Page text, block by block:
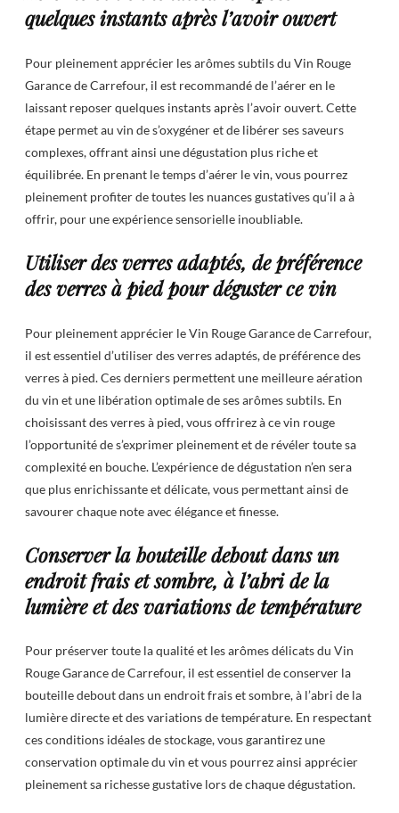
quelques instants après l’avoir ouvert
Pour pleinement apprécier les arômes subtils du Vin Rouge
Garance de Carrefour, il est recommandé de l’aérer en le
laissant reposer quelques instants après l’avoir ouvert. Cette
étape permet au vin de s’oxygéner et de libérer ses saveurs
complexes, offrant ainsi une dégustation plus riche et
équilibrée. En prenant le temps d’aérer le vin, vous pourrez
pleinement profiter de toutes les nuances gustatives qu’il a à
offrir, pour une expérience sensorielle inoubliable.
Utiliser des verres adaptés, de préférence
des verres à pied pour déguster ce vin
Pour pleinement apprécier le Vin Rouge Garance de Carrefour,
il est essentiel d’utiliser des verres adaptés, de préférence des
verres à pied. Ces derniers permettent une meilleure aération
du vin et une libération optimale de ses arômes subtils. En
choisissant des verres à pied, vous offrirez à ce vin rouge
l’opportunité de s’exprimer pleinement et de révéler toute sa
complexité en bouche. L’expérience de dégustation n’en sera
que plus enrichissante et délicate, vous permettant ainsi de
savourer chaque note avec élégance et finesse.
Conserver la bouteille debout dans un
endroit frais et sombre, à l’abri de la
lumière et des variations de température
Pour préserver toute la qualité et les arômes délicats du Vin
Rouge Garance de Carrefour, il est essentiel de conserver la
bouteille debout dans un endroit frais et sombre, à l’abri de la
lumière directe et des variations de température. En respectant
ces conditions idéales de stockage, vous garantirez une
conservation optimale du vin et vous pourrez ainsi apprécier
pleinement sa richesse gustative lors de chaque dégustation.